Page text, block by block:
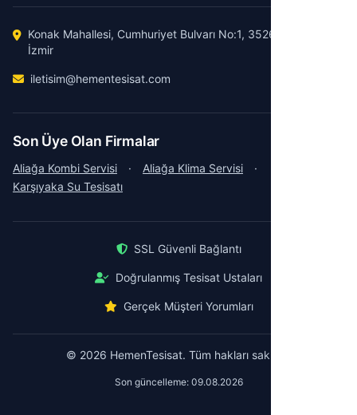
Konak Mahallesi, Cumhuriyet Bulvarı No:1, 35260 Konak /
İzmir
iletisim@hementesisat.com
Son Üye Olan Firmalar
Aliağa Kombi Servisi · Aliağa Klima Servisi
·
Karşıyaka Su Tesisatı
SSL Güvenli Bağlantı
Doğrulanmış Tesisat Ustaları
Gerçek Müşteri Yorumları
© 2026 HemenTesisat. Tüm hakları saklıdır.
Son güncelleme: 09.08.2026